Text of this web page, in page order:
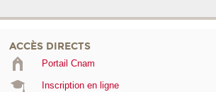
ACCÈS DIRECTS
Portail Cnam
Inscription en ligne